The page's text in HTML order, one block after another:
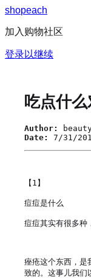
shopeach
加入购物社区
登录以继续
吃点什
Author:
Date:
7/31/
【1】
痘痘是什么
痘痘其实有很多种
痤疮这个东西，是
致的。这事儿我们